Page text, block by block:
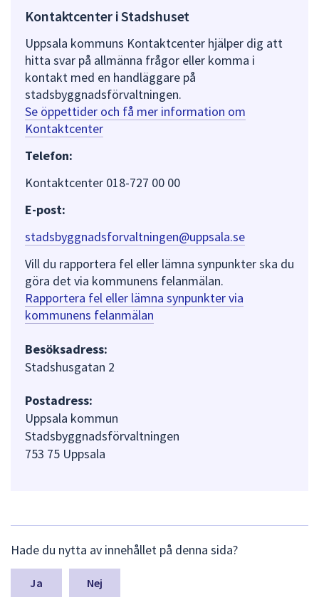
Kontaktcenter i Stadshuset
Uppsala kommuns Kontaktcenter hjälper dig att
hitta svar på allmänna frågor eller komma i
kontakt med en handläggare på
stadsbyggnadsförvaltningen.
Se öppettider och få mer information om
Kontaktcenter
Telefon:
Kontaktcenter 018-727 00 00
E-post:
stadsbyggnadsforvaltningen@uppsala.se
Vill du rapportera fel eller lämna synpunkter ska du
göra det via kommunens felanmälan.
Rapportera fel eller lämna synpunkter via
kommunens felanmälan
Besöksadress:
Stadshusgatan 2
Postadress:
Uppsala kommun
Stadsbyggnadsförvaltningen
753 75 Uppsala
ä
m
a
Hade du nytta av innehållet på denna sida?
Nej